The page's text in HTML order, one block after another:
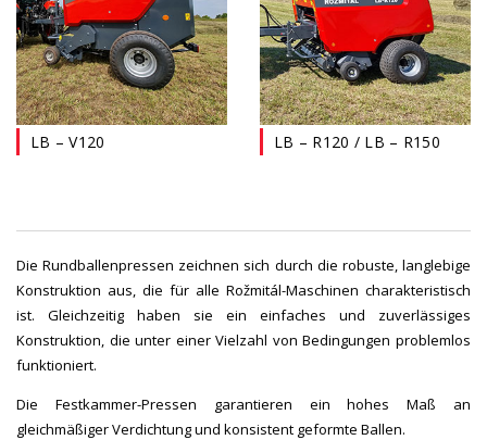
LB – V120 LB – R120 / LB – R150
Die Rundballenpressen zeichnen sich durch die robuste, langlebige
Konstruktion aus, die für alle Rožmitál-Maschinen charakteristisch
ist. Gleichzeitig haben sie ein einfaches und zuverlässiges
Konstruktion, die unter einer Vielzahl von Bedingungen problemlos
funktioniert.
Die Festkammer-Pressen garantieren ein hohes Maß an
gleichmäßiger Verdichtung und konsistent geformte Ballen.